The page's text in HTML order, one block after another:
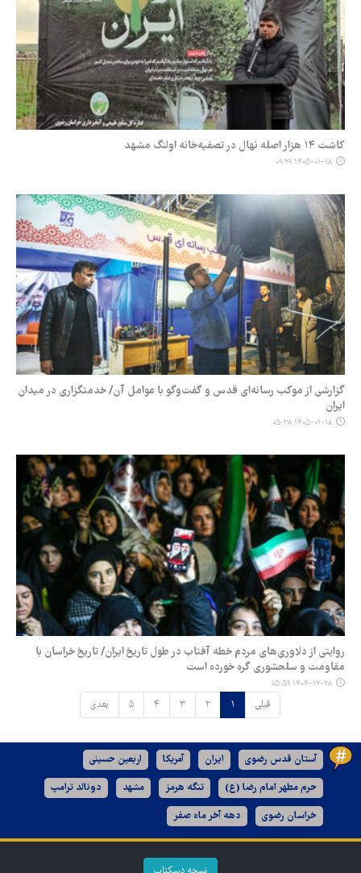
کاشت ۱۴ هزار اصله نهال در تصفیه‌خانه اولنگ مشهد
۱۴۰۵-۰۱-۱۸ ۰۹:۲۹
گزارشی از موکب رسانه‌‎ای قدس و گفت‌وگو با عوامل آن/ خدمتگزاری در میدان
ایران
۱۴۰۵-۰۱-۱۸ ۰۵:۳۸
روایتی از دلاوری‌های مردم خطه آفتاب در طول تاریخ ایران/ تاریخ خراسان با
مقاومت و سلحشوری گره خورده است
۱۴۰۴-۱۲-۲۸ ۰۵:۵۹
قبلی ۱ ۲ ۳ ۴ ۵ بعدی
آستان قدس رضوی ایران آمریکا اربعین حسینی
حرم مطهر امام رضا (ع) تنگه هرمز مشهد دونالد ترامپ
خراسان رضوی دهه آخر ماه صفر